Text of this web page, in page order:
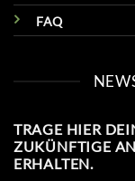
FAQ
TRAGE HIER
ZUKÜNFTIGE
ERHALTEN.